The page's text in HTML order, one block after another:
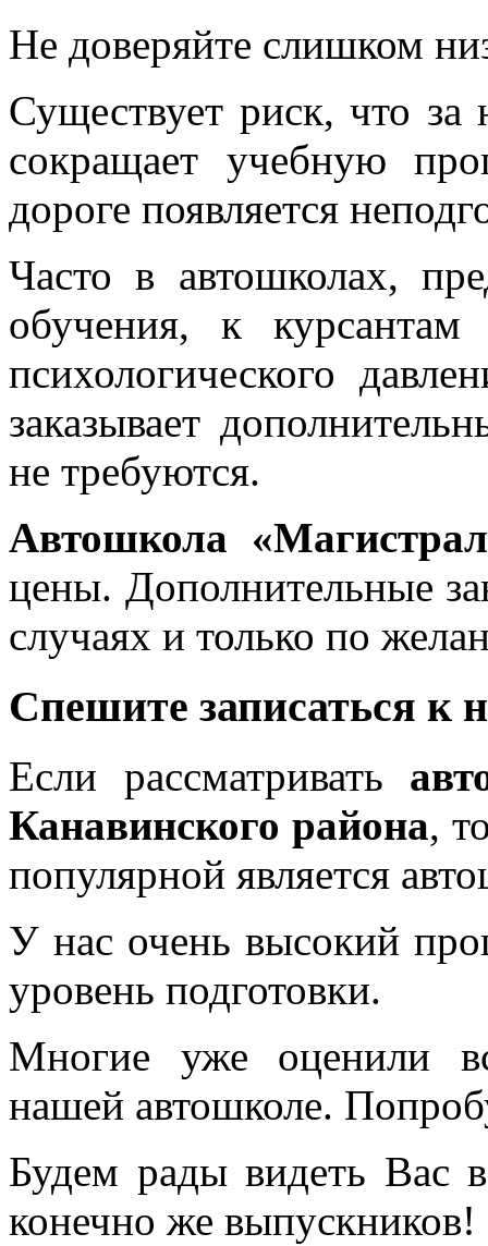
Не доверяйте слишком
Существует риск, что
сокращает учебную
дороге появляется
Часто в автошколах,
обучения, к курсантам
психологического
заказывает
не требуются.
Автошкола
цены. Дополнительные
случаях и только по
Спешите записаться к
Если рассматривать
Канавинского района,
популярной является
У нас очень высокий
уровень подготовки.
Многие уже оценили
нашей автошколе.
Будем рады видеть Вас
конечно же выпускников!